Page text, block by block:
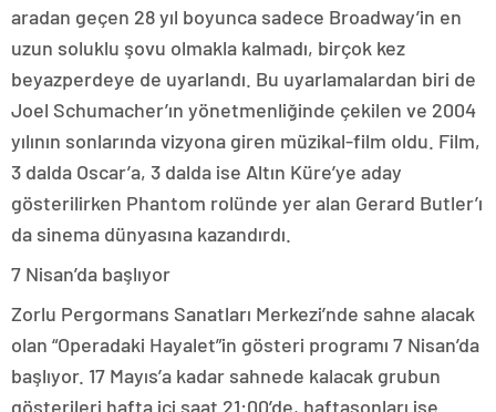
aradan geçen 28 yıl boyunca sadece Broadway’in en
uzun soluklu şovu olmakla kalmadı, birçok kez
beyazperdeye de uyarlandı. Bu uyarlamalardan biri de
Joel Schumacher’ın yönetmenliğinde çekilen ve 2004
yılının sonlarında vizyona giren müzikal-film oldu. Film,
3 dalda Oscar’a, 3 dalda ise Altın Küre’ye aday
gösterilirken Phantom rolünde yer alan Gerard Butler’ı
da sinema dünyasına kazandırdı.
7 Nisan’da başlıyor
Zorlu Pergormans Sanatları Merkezi’nde sahne alacak
olan “Operadaki Hayalet”in gösteri programı 7 Nisan’da
başlıyor. 17 Mayıs’a kadar sahnede kalacak grubun
gösterileri hafta içi saat 21:00’de, haftasonları ise